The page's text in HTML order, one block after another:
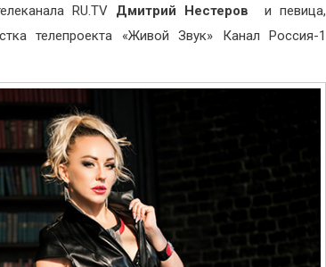
RU.TV Дмитрий Нестеров
и певица,
телепроекта «Живой Звук» Канал Россия-1